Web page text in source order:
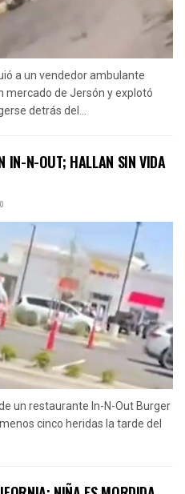
a un vendedor ambulante
mercado de Jersón y explotó
detrás del...
IN-N-OUT; HALLAN SIN VIDA
0
un restaurante In-N-Out Burger
cinco heridas la tarde del